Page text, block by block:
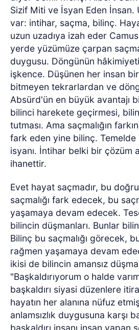
Sizif Miti ve İsyan Eden
var: intihar, saçma, bilinç.
uzun uzadıya izah eder
yerde yüzümüze çarpan
duygusu. Döngünün
işkence. Düşünen her insan
bitmeyen tekrarlardan ve
Absürd'ün en büyük avantajı
bilinci harekete geçirmesi,
tutması. Ama saçmalığın
fark eden yine bilinç.
isyanı. İntihar belki bir çözüm
ihanettir.
Evet hayat saçmadır, bu
saçmalığı fark edecek, bu
yaşamaya devam edecek.
bilincin düşmanları. Bunlar
Bilinç bu saçmalığı görecek,
rağmen yaşamaya devam
ikisi de bilincin amansız
"Başkaldırıyorum o halde
başkaldırı siyasi düzenlere
hayatın her alanına nüfuz
anlamsızlık duygusuna karşı
başkaldırı insanı insan yapan